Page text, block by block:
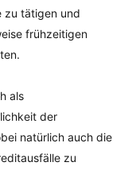
zu tätigen und
frühzeitigen
als
der
natürlich auch die
zu